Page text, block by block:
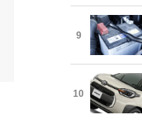
9
10